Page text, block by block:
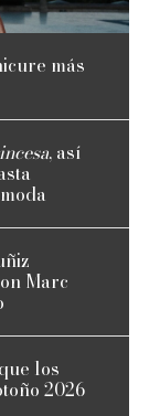
más
, así
Marc
los
2026